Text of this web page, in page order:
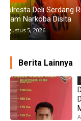
Buntut dari Dugaan
Dusun Balaka
Agustus 5, 2026
Berita Lainnya